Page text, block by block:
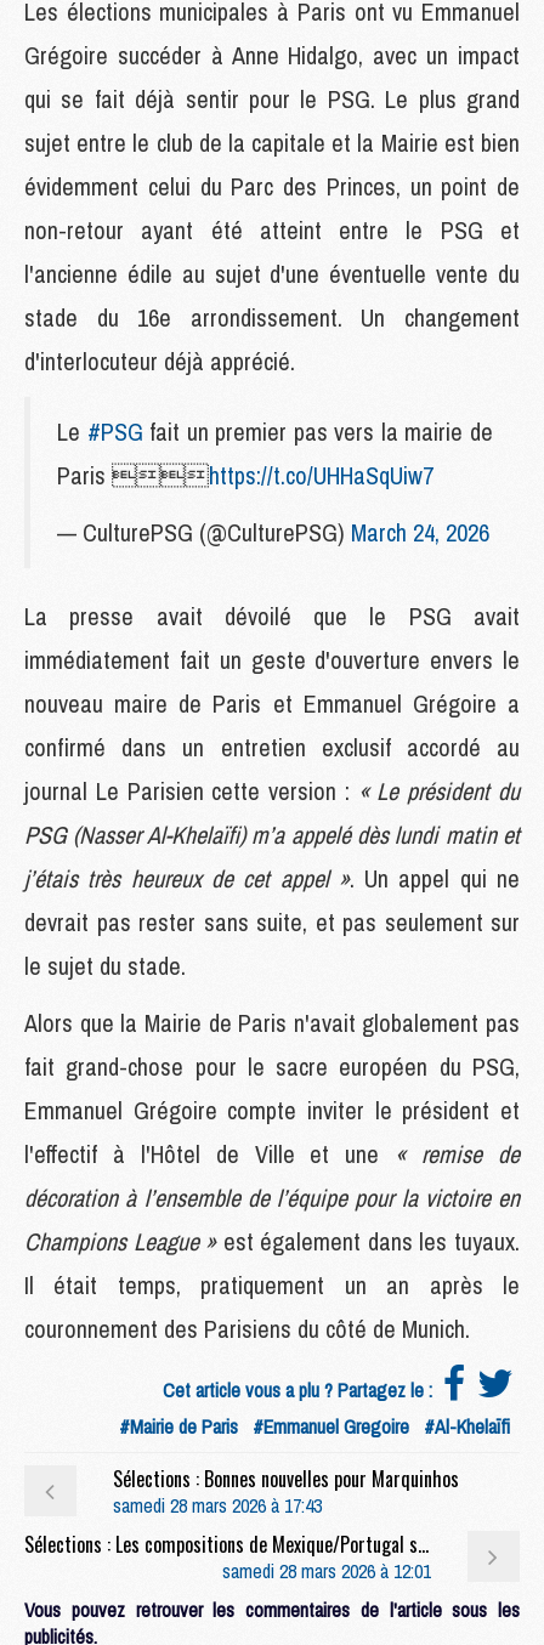
Les élections municipales à Paris ont vu Emmanuel
Grégoire succéder à Anne Hidalgo, avec un impact
qui se fait déjà sentir pour le PSG. Le plus grand
sujet entre le club de la capitale et la Mairie est bien
évidemment celui du Parc des Princes, un point de
non-retour ayant été atteint entre le PSG et
l'ancienne édile au sujet d'une éventuelle vente du
stade du 16e arrondissement. Un changement
d'interlocuteur déjà apprécié.
Le #PSG fait un premier pas vers la mairie de
Paris https://t.co/UHHaSqUiw7
— CulturePSG (@CulturePSG) March 24, 2026
La presse avait dévoilé que le PSG avait
immédiatement fait un geste d'ouverture envers le
nouveau maire de Paris et Emmanuel Grégoire a
confirmé dans un entretien exclusif accordé au
journal Le Parisien cette version : « Le président du
PSG (Nasser Al-Khelaïfi) m’a appelé dès lundi matin et
j’étais très heureux de cet appel ». Un appel qui ne
devrait pas rester sans suite, et pas seulement sur
le sujet du stade.
Alors que la Mairie de Paris n'avait globalement pas
fait grand-chose pour le sacre européen du PSG,
Emmanuel Grégoire compte inviter le président et
l'effectif à l'Hôtel de Ville et une « remise de
décoration à l’ensemble de l’équipe pour la victoire en
Champions League »est également dans les tuyaux.
Il était temps, pratiquement un an après le
couronnement des Parisiens du côté de Munich.
Cet article vous a plu ? Partagez le :
#Mairie de Paris #Emmanuel Gregoire #Al-Khelaïfi
Sélections : Bonnes nouvelles pour Marquinhos
samedi 28 mars 2026 à 17:43
Sélections : Les compositions de Mexique/Portugal selon la presse, avec au moins deux Parisiens
samedi 28 mars 2026 à 12:01
Vous pouvez retrouver les commentaires de l'article sous les
publicités.